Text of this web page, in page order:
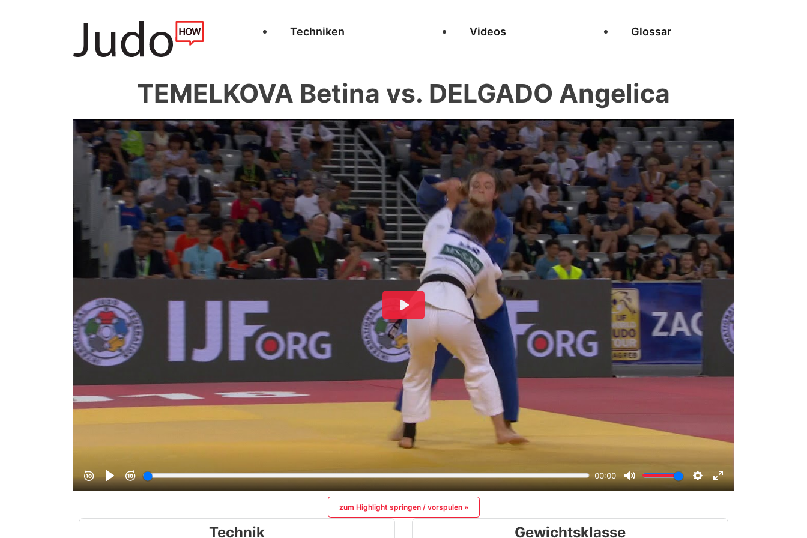
Techniken Videos Glossar
TEMELKOVA Betina vs. DELGADO Angelica
zum Highlight springen / vorspulen »
Technik Gewichtsklasse